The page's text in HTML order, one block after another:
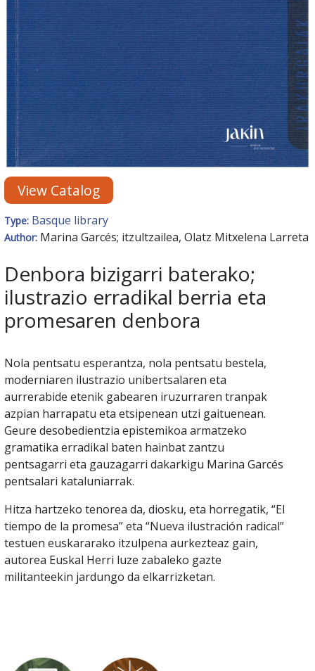
View Catalog
Type: Basque library
Author: Marina Garcés; itzultzailea, Olatz Mitxelena Larreta
Denbora bizigarri baterako;
ilustrazio erradikal berria eta
promesaren denbora
Nola pentsatu esperantza, nola pentsatu bestela,
moderniaren ilustrazio unibertsalaren eta
aurrerabide etenik gabearen iruzurraren tranpak
azpian harrapatu eta etsipenean utzi gaituenean.
Geure desobedientzia epistemikoa armatzeko
gramatika erradikal baten hainbat zantzu
pentsagarri eta gauzagarri dakarkigu Marina Garcés
pentsalari kataluniarrak.
Hitza hartzeko tenorea da, diosku, eta horregatik, “El
tiempo de la promesa” eta “Nueva ilustración radical”
testuen euskararako itzulpena aurkezteaz gain,
autorea Euskal Herri luze zabaleko gazte
militanteekin jardungo da elkarrizketan.